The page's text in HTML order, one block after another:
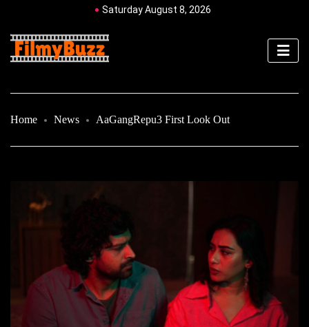
Saturday August 8, 2026
Home News AaGangRepu3 First Look Out